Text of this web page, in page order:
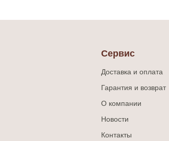
Сервис
Доставка и оплата
Гарантия и возврат
О компании
Новости
Контакты